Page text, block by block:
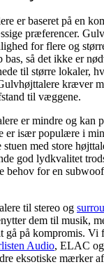
er baseret på en
præferencer.
for flere og
så det ikke er
til større lokaler,
kræver
til væggene.
er mindre og kan
er især populære i
med store
god lydkvalitet
behov for en
til stereo og
dem til musik,
gå på kompromis. Vi
Audio, ELAC
eksotiske mærker